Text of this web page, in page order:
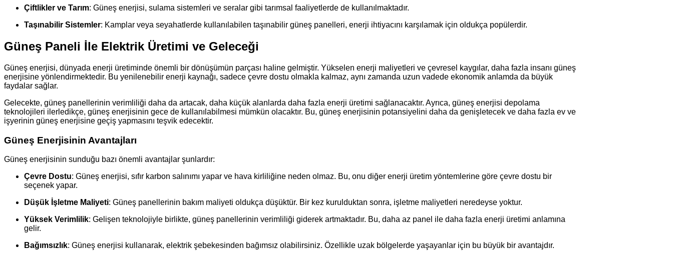
Çiftlikler ve Tarım: Güneş enerjisi, sulama sistemleri ve seralar gibi tarımsal faaliyetlerde de kullanılmaktadır.
Taşınabilir Sistemler: Kamplar veya seyahatlerde kullanılabilen taşınabilir güneş panelleri, enerji ihtiyacını karşılamak için oldukça popülerdir.
Güneş Paneli İle Elektrik Üretimi ve Geleceği
Güneş enerjisi, dünyada enerji üretiminde önemli bir dönüşümün parçası haline gelmiştir. Yükselen enerji maliyetleri ve çevresel kaygılar, daha fazla insanı güneş
enerjisine yönlendirmektedir. Bu yenilenebilir enerji kaynağı, sadece çevre dostu olmakla kalmaz, aynı zamanda uzun vadede ekonomik anlamda da büyük
faydalar sağlar.
Gelecekte, güneş panellerinin verimliliği daha da artacak, daha küçük alanlarda daha fazla enerji üretimi sağlanacaktır. Ayrıca, güneş enerjisi depolama
teknolojileri ilerledikçe, güneş enerjisinin gece de kullanılabilmesi mümkün olacaktır. Bu, güneş enerjisinin potansiyelini daha da genişletecek ve daha fazla ev ve
işyerinin güneş enerjisine geçiş yapmasını teşvik edecektir.
Güneş Enerjisinin Avantajları
Güneş enerjisinin sunduğu bazı önemli avantajlar şunlardır:
Çevre Dostu: Güneş enerjisi, sıfır karbon salınımı yapar ve hava kirliliğine neden olmaz. Bu, onu diğer enerji üretim yöntemlerine göre çevre dostu bir
seçenek yapar.
Düşük İşletme Maliyeti: Güneş panellerinin bakım maliyeti oldukça düşüktür. Bir kez kurulduktan sonra, işletme maliyetleri neredeyse yoktur.
Yüksek Verimlilik: Gelişen teknolojiyle birlikte, güneş panellerinin verimliliği giderek artmaktadır. Bu, daha az panel ile daha fazla enerji üretimi anlamına
gelir.
Bağımsızlık: Güneş enerjisi kullanarak, elektrik şebekesinden bağımsız olabilirsiniz. Özellikle uzak bölgelerde yaşayanlar için bu büyük bir avantajdır.